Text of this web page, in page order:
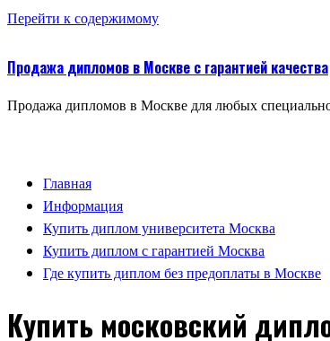
Перейти к содержимому
Продажа дипломов в Москве с гарантией качества
Продажа дипломов в Москве для любых
Главная
Информация
Купить диплом университета Москва
Купить диплом с гарантией Москва
Где купить диплом без предоплаты в Москве
Купить московский